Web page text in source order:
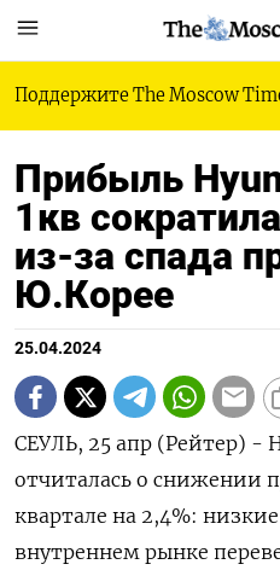
Поддержите The Moscow
Прибыль
1кв
из-за спада
Ю.Корее
25.04.2024
СЕУЛЬ, 25 апр (Рейтер) -
отчиталась о снижении
квартале на 2,4%:
внутреннем рынке